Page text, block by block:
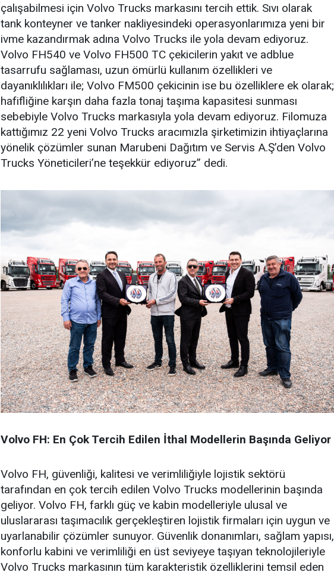
çalışabilmesi için Volvo Trucks markasını tercih ettik. Sıvı olarak
tank konteyner ve tanker nakliyesindeki operasyonlarımıza yeni bir
ivme kazandırmak adına Volvo Trucks ile yola devam ediyoruz.
Volvo FH540 ve Volvo FH500 TC çekicilerin yakıt ve adblue
tasarrufu sağlaması, uzun ömürlü kullanım özellikleri ve
dayanıklılıkları ile; Volvo FM500 çekicinin ise bu özelliklere ek olarak;
hafifliğine karşın daha fazla tonaj taşıma kapasitesi sunması
sebebiyle Volvo Trucks markasıyla yola devam ediyoruz. Filomuza
kattığımız 22 yeni Volvo Trucks aracımızla şirketimizin ihtiyaçlarına
yönelik çözümler sunan Marubeni Dağıtım ve Servis A.Ş’den Volvo
Trucks Yöneticileri’ne teşekkür ediyoruz” dedi.
Volvo FH: En Çok Tercih Edilen İthal Modellerin Başında Geliyor
Volvo FH, güvenliği, kalitesi ve verimliliğiyle lojistik sektörü
tarafından en çok tercih edilen Volvo Trucks modellerinin başında
geliyor. Volvo FH, farklı güç ve kabin modelleriyle ulusal ve
uluslararası taşımacılık gerçekleştiren lojistik firmaları için uygun ve
uyarlanabilir çözümler sunuyor. Güvenlik donanımları, sağlam yapısı,
konforlu kabini ve verimliliği en üst seviyeye taşıyan teknolojileriyle
Volvo Trucks markasının tüm karakteristik özelliklerini temsil eden